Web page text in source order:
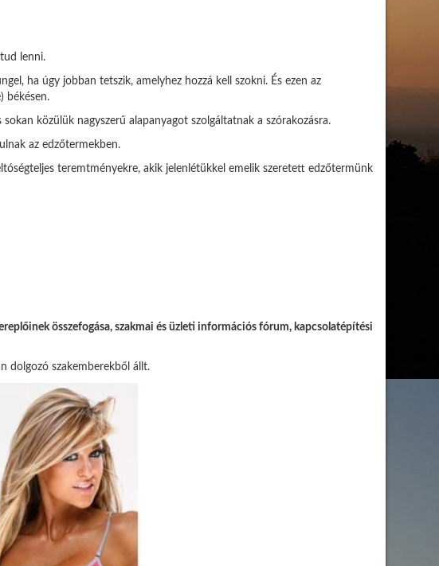
lenni.
ha úgy jobban tetszik, amelyhez hozzá kell szokni. És ezen az
békésen.
közülük nagyszerű alapanyagot szolgáltatnak a szórakozásra.
az edzőtermekben.
teremtményekre, akik jelenlétükkel emelik szeretett edzőtermünk
összefogása, szakmai és üzleti információs fórum, kapcsolatépítési
dolgozó szakemberekből állt.